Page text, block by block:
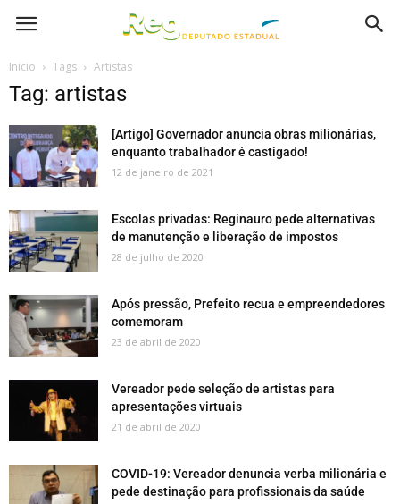
Inicio Tags Artistas
Tag: artistas
[Artigo] Governador anuncia obras milionárias,
enquanto trabalhador é castigado!
12 de janeiro de 2021
Escolas privadas: Reginauro pede alternativas
de manutenção e liberação de impostos
28 de julho de 2020
Após pressão, Prefeito recua e empreendedores
comemoram
23 de abril de 2020
Vereador pede seleção de artistas para
apresentações virtuais
21 de abril de 2020
COVID-19: Vereador denuncia verba milionária e
pede destinação para profissionais da saúde